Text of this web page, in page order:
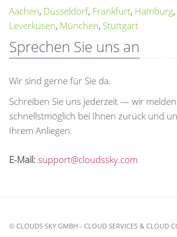
Aachen, Düsseldorf, Frankfurt, Hamburg,
Leverkusen, München, Stuttgart
Sprechen Sie uns an
Wir sind gerne für Sie da.
Schreiben Sie uns jederzeit — wir
schnellstmöglich bei Ihnen zurück und
Ihrem Anliegen.
E-Mail: support@cloudssky.com
© CLOUDS SKY GMBH - CLOUD SERVICES & CLOUD